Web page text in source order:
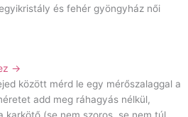
és fehér gyöngyház női
→
között mérd le egy mérőszalaggal a
add meg ráhagyás nélkül,
karkötő (se nem szoros, se nem túl